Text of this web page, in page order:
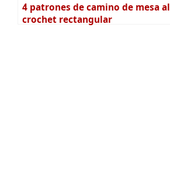
4 patrones de camino de mesa al
crochet rectangular